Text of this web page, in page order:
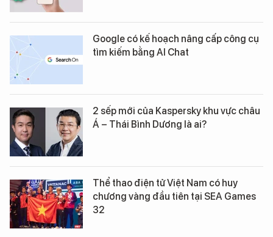
Google có kế hoạch nâng cấp công cụ
tìm kiếm bằng AI Chat
2 sếp mới của Kaspersky khu vực châu
Á – Thái Bình Dương là ai?
Thể thao điện tử Việt Nam có huy
chương vàng đầu tiên tại SEA Games
32